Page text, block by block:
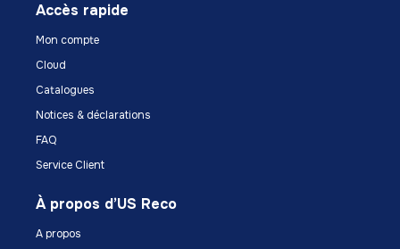
Accès rapide
Mon compte
Cloud
Catalogues
Notices & déclarations
FAQ
Service Client
À propos d’US Reco
A propos